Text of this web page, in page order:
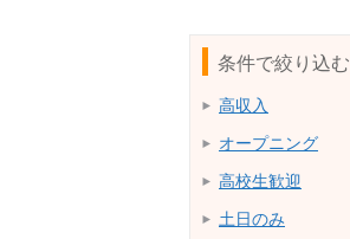
条件で絞り込む
高収入
オープニング
高校生歓迎
土日のみ